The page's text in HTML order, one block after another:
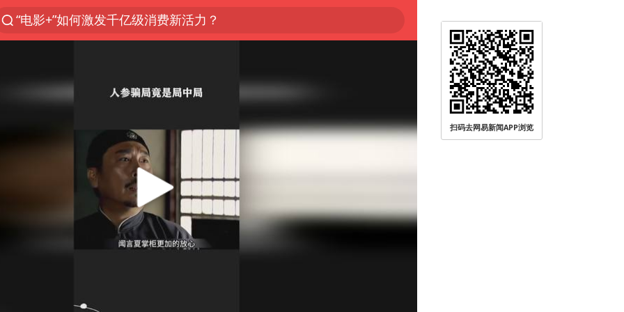
“电影+”如何激发千亿级消费新活力？
沙特土耳其巴基斯坦签署共同防务协议
全球首个长时储能一体化产业园量产
四川宜宾市高县4.9级地震致1人死亡
中巨芯：上半年归母净利润1405.77万元
名创优品回应女子吐槽内裤质量差
“今天得有40℃了吧 为啥还不预警”
中国女篮70-67险胜尼日利亚女篮
东航：国内客票提前14天免费退改
扫码去网易新闻APP浏览